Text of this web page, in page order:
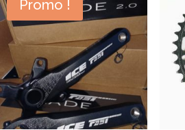
Promo !